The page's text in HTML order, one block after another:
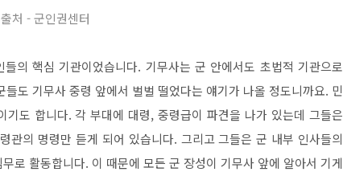
출처 - 군인권센터
의 핵심 기관이었습니다. 기무사는 군 안에서도 초법적 기관으로
도 기무사 중령 앞에서 벌벌 떨었다는 얘기가 나올 정도니까요. 민
도 합니다. 각 부대에 대령, 중령급이 파견을 나가 있는데 그들은
관의 명령만 듣게 되어 있습니다. 그리고 그들은 군 내부 인사들의
로 활동합니다. 이 때문에 모든 군 장성이 기무사 앞에 알아서 기게